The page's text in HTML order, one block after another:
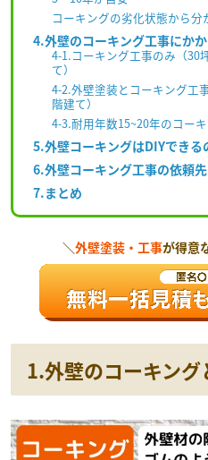
コーキングの劣化状態から
4.外壁のコーキング工事にか
4-1.コーキング工事のみ（30
て）
4-2.外壁塗装とコーキング工
階建て）
4-3.耐用年数15~20年のコー
5.外壁コーキングはDIYできる
6.外壁コーキング工事の依頼先
7.まとめ
＼外壁塗装・工事が得意
1.外壁のコーキング